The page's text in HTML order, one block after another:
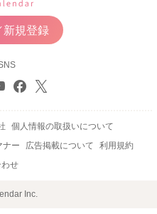
新規登録
個人情報の取扱いについて
ナー 広告掲載について
利用規約
せ
Inc.